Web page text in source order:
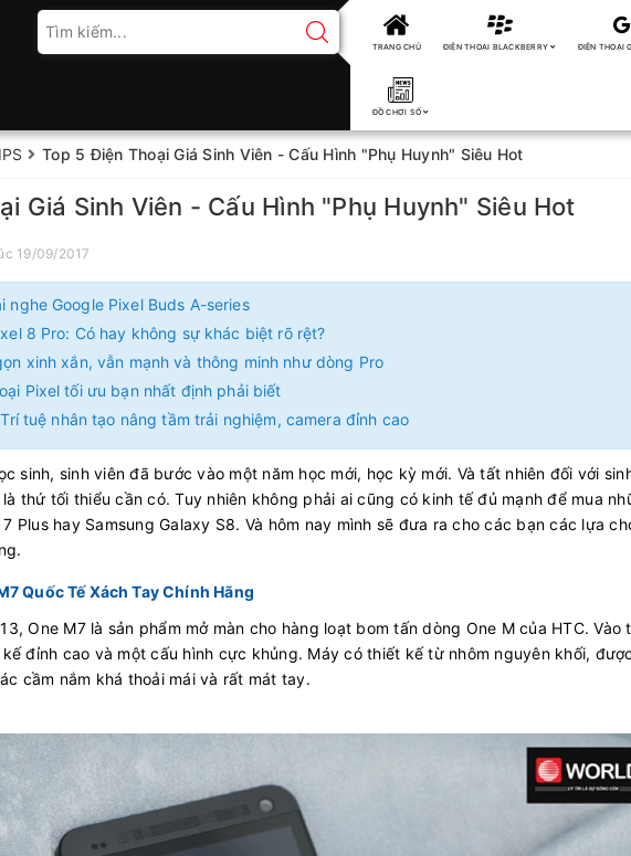
TRANG CHỦ ĐIỆN THOẠI BLACKBERRY ĐIỆN THOẠI
ĐỒ CHƠI SỐ
Top 5 Điện Thoại Giá Sinh Viên - Cấu Hình "Phụ Huynh" Siêu Hot
Giá Sinh Viên - Cấu Hình "Phụ Huynh" Siêu Hot
19/09/2017
nghe Google Pixel Buds A-series
8 Pro: Có hay không sự khác biệt rõ rệt?
xinh xắn, vẫn mạnh và thông minh như dòng Pro
Pixel tối ưu bạn nhất định phải biết
tuệ nhân tạo nâng tầm trải nghiệm, camera đỉnh cao
sinh, sinh viên đã bước vào một năm học mới, học kỳ mới. Và tất nhiên đối với
thứ tối thiểu cần có. Tuy nhiên không phải ai cũng có kinh tế đủ mạnh để mua
Plus hay Samsung Galaxy S8. Và hôm nay mình sẽ đưa ra cho các bạn các lựa
Quốc Tế Xách Tay Chính Hãng
One M7 là sản phẩm mở màn cho hàng loạt bom tấn dòng One M của HTC. Vào
đỉnh cao và một cấu hình cực khủng. Máy có thiết kế từ nhôm nguyên khối,
cầm nắm khá thoải mái và rất mát tay.